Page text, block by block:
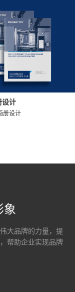
设计
册设计
象
大品牌的力量，提
帮助企业实现品牌